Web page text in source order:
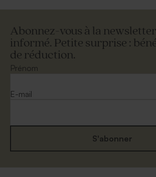
Abonnez-vous à la
informé. Petite surprise :
de réduction.
Prénom
E-mail
S'abonner